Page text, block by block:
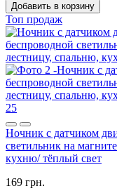
Добавить в корзину
Топ продаж
25
Ночник с датчиком
светильник на
кухню/ тёплый свет
169 грн.